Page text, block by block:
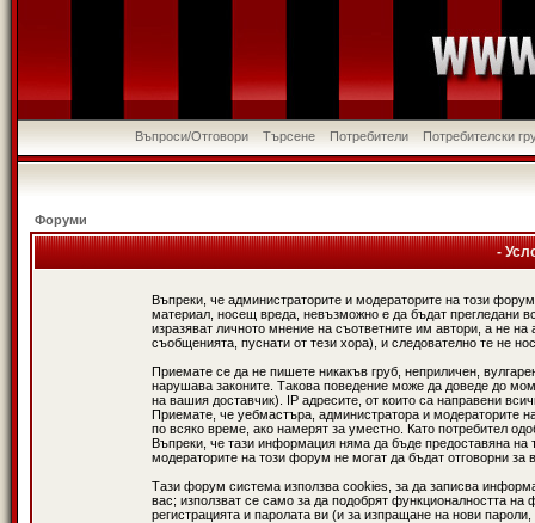
Въпроси/Отговори Търсене Потребители Потребителски
Форуми
-
Въпреки, че администраторите и модераторите на този
материал, носещ вреда, невъзможно е да бъдат прегледани
изразяват личното мнение на съответните им автори, а не
съобщенията, пуснати от тези хора), и следователно те не
Приемате се да не пишете никакъв груб, неприличен,
нарушава законите. Такова поведение може да доведе до
на вашия доставчик). IP адресите, от които са направени
Приемате, че уебмастъра, администратора и модераторите
по всяко време, ако намерят за уместно. Като потребител
Въпреки, че тази информация няма да бъде предоставяна
модераторите на този форум не могат да бъдат отговорни за
Тази форум система използва cookies, за да записва
вас; използват се само за да подобрят функционалността
регистрацията и паролата ви (и за изпращане на нови